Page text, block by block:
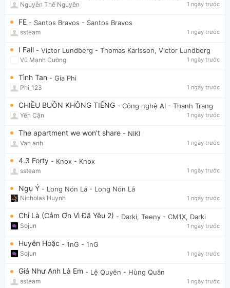
Nguyễn Thế Nguyên 1 ngày trước
FE - Santos Bravos - Santos Bravos
ssteam 1 ngày trước
I Fall - Victor Lundberg - Thomas Karlsson, Victor Lundberg
Vũ Mạnh Cường 1 ngày trước
Tình Tan - Gia Phi
Phi_123 1 ngày trước
CHIỀU BUỒN KHÔNG TIẾNG - Công nghệ AI - Thanh Trang
Yến Cận 1 ngày trước
The apartment we won't share - NIKI
Van anh 1 ngày trước
4.3 Forty - Knox - Knox
ssteam 1 ngày trước
Ngụ Ý - Long Nón Lá - Long Nón Lá
Nicholas Huynh 1 ngày trước
Chỉ Là (Cảm Ơn Vì Đã Yêu 2) - Darki, Teeny - CM1X, Darki
Sojun 1 ngày trước
Huyễn Hoặc - 1nG - 1nG
Sojun 1 ngày trước
Giá Như Anh Là Em - Lệ Quyên - Hùng Quân
ssteam 1 ngày trước